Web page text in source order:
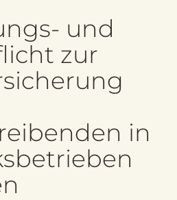
b
und
zur
in